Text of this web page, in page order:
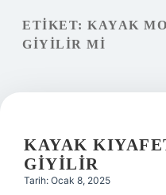
Yasal Uyarı
ETIKET: KAYAK
GIYILIR MI
KAYAK
GIYILIR
Tarih: Ocak 8, 2025